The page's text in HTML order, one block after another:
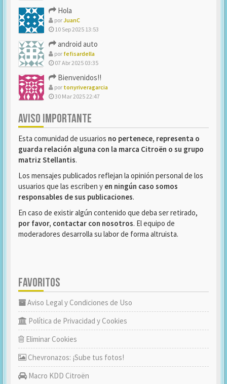
Hola
porJuanC
10 Sep 2025 13:53
android auto
por fefisardella
07 Abr 2025 03:35
Bienvenidos!!
por tonyriveragarcia
30 Mar 2025 22:47
AVISO IMPORTANTE
Esta comunidad de usuarios no pertenece, representa o
guarda relación alguna con la marca Citroën o su grupo
matriz Stellantis.
Los mensajes publicados reflejan la opinión personal de los
usuarios que las escriben y en ningún caso somos
responsables de sus publicaciones.
En caso de existir algún contenido que deba ser retirado,
por favor, contactar con nosotros. El equipo de
moderadores desarrolla su labor de forma altruista.
FAVORITOS
Aviso Legal y Condiciones de Uso
Política de Privacidad y Cookies
Eliminar Cookies
Chevronazos: ¡Sube tus fotos!
Macro KDD Citroën